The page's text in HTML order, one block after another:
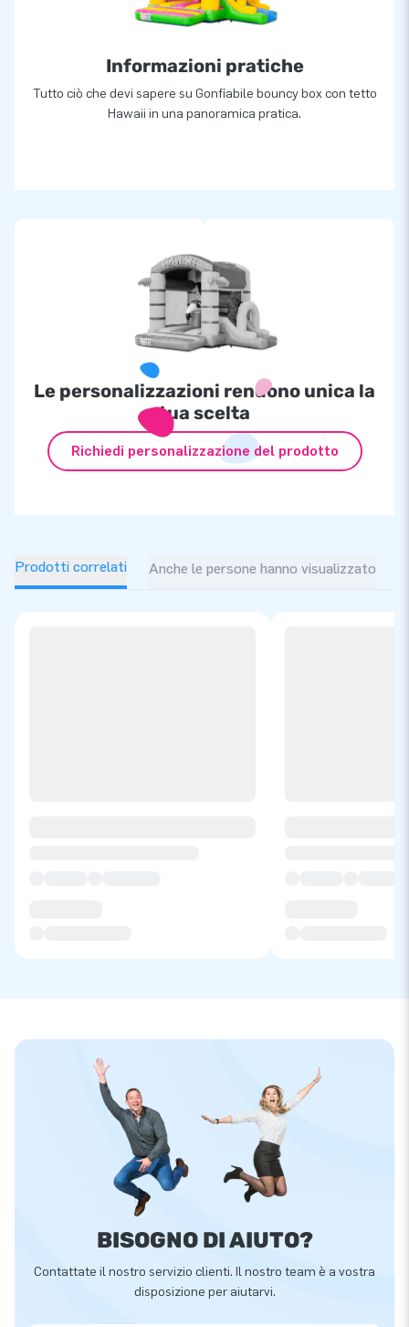
Informazioni pratiche
Tutto ciò che devi sapere su Gonfiabile bouncy box con tetto
Hawaii in una panoramica pratica.
Le personalizzazioni rendono unica la
tua scelta
Richiedi personalizzazione del prodotto
Prodotti correlati Anche le persone hanno visualizzato
BISOGNO DI AIUTO?
Contattate il nostro servizio clienti. Il nostro team è a vostra
disposizione per aiutarvi.